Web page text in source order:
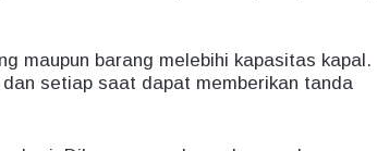
maupun barang melebihi kapasitas kapal.
setiap saat dapat memberikan tanda